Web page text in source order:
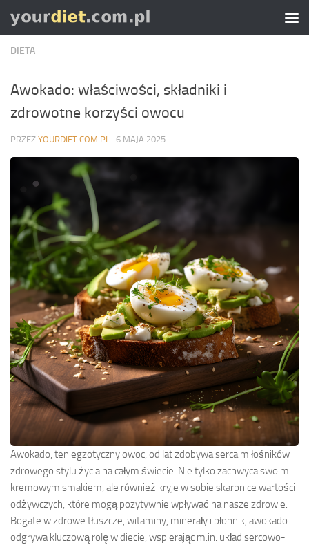
Skip to content
DIETA
Awokado: właściwości, składniki i
zdrowotne korzyści owocu
PRZEZ YOURDIET.COM.PL · 6 MAJA 2025
Awokado, ten egzotyczny owoc, od lat zdobywa serca miłośników
zdrowego stylu życia na całym świecie. Nie tylko zachwyca swoim
kremowym smakiem, ale również kryje w sobie skarbnice wartości
odżywczych, które mogą pozytywnie wpływać na nasze zdrowie.
Bogate w zdrowe tłuszcze, witaminy, minerały i błonnik, awokado
odgrywa kluczową rolę w diecie, wspierając m.in. układ sercowo-